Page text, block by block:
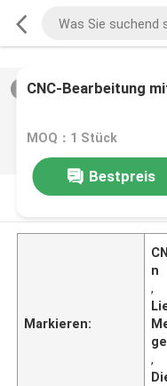
/0
CNC-Bearbeitung
MOQ：1 Stück
Bestpreis
PRODUKT-
Markieren:
n
,
ge
,